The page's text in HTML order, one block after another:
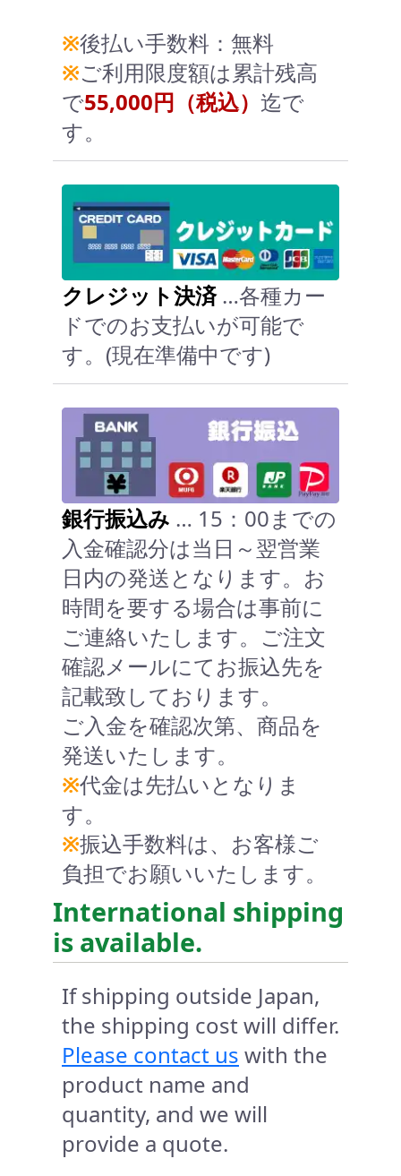
※後払い手数料：無料
※ご利用限度額は累計残高
で55,000円（税込） 迄で
す。
クレジット決済…各種カー
ドでのお支払いが可能で
す。(現在準備中です)
銀行振込み … 15：00までの
入金確認分は当日～翌営業
日内の発送となります。お
時間を要する場合は事前に
ご連絡いたします。ご注文
確認メールにてお振込先を
記載致しております。
ご入金を確認次第、商品を
発送いたします。
※代金は先払いとなりま
す。
※振込手数料は、お客様ご
負担でお願いいたします。
International shipping
is available.
If shipping outside Japan,
the shipping cost will differ.
Please contact us with the
product name and
quantity, and we will
provide a quote.